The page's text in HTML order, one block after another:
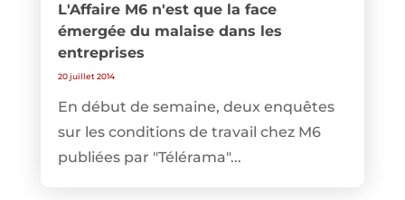
L'Affaire M6 n'est que la face
émergée du malaise dans les
entreprises
20 juillet 2014
En début de semaine, deux enquêtes
sur les conditions de travail chez M6
publiées par "Télérama"...